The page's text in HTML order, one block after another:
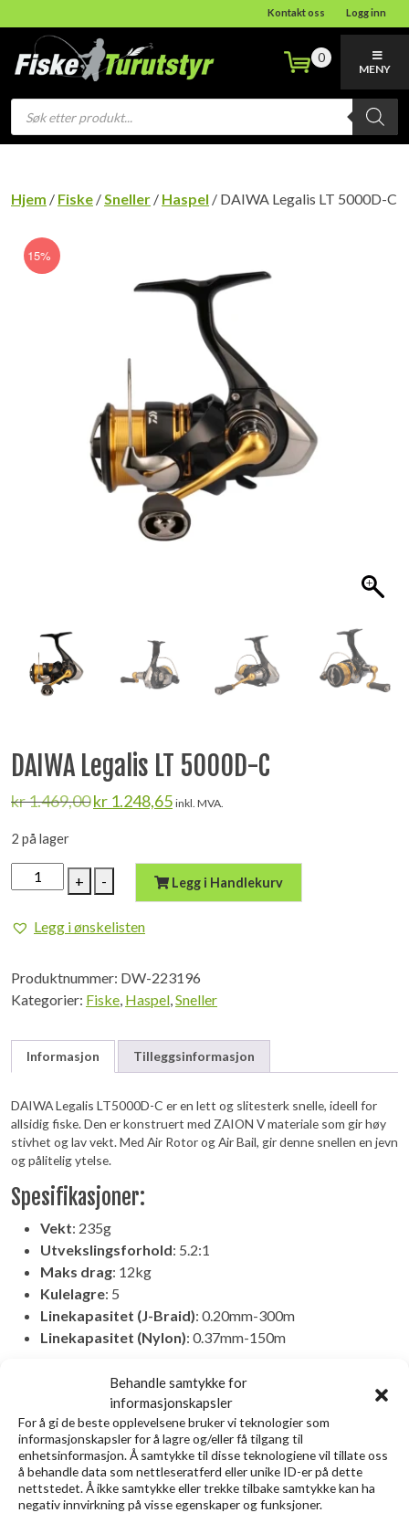
Behandle samtykke for
informasjonskapsler
For å gi de beste opplevelsene bruker vi teknologier som
informasjonskapsler for å lagre og/eller få tilgang til
enhetsinformasjon. Å samtykke til disse teknologiene vil tillate oss
å behandle data som nettleseratferd eller unike ID-er på dette
nettstedet. Å ikke samtykke eller trekke tilbake samtykke kan ha
negativ innvirkning på visse egenskaper og funksjoner.
Kontakt oss Logg inn
Products
search
0
MENY
Hjem / Fiske /Sneller / Haspel / DAIWA Legalis LT 5000D-C
15%
DAIWA Legalis LT 5000D-C
kr1.469,00 Opprinnelig
kr 1.248,65Nåværende
inkl. MVA.
2 på lager
+
DAIWA
Legalis
5000D-
antall
- Legg i Handlekurv
Legg i ønskelisten
Produktnummer: DW-223196
Kategorier: Fiske, Haspel,Sneller
Informasjon Tilleggsinformasjon
DAIWA Legalis LT5000D-C er en lett og slitesterk snelle, ideell for
allsidig fiske. Den er konstruert med ZAION V materiale som gir høy
stivhet og lav vekt. Med Air Rotor og Air Bail, gir denne snellen en jevn
og pålitelig ytelse.
Spesifikasjoner:
Vekt: 235g
Utvekslingsforhold: 5.2:1
Maks drag: 12kg
Kulelagre: 5
Linekapasitet (J-Braid): 0.20mm-300m
Linekapasitet (Nylon): 0.37mm-150m
Relaterte produkter
Utsolgt